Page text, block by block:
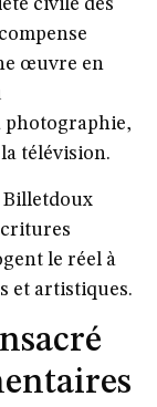
civile des
œuvre en
photographie,
télévision.
Billetdoux
le réel à
et artistiques.